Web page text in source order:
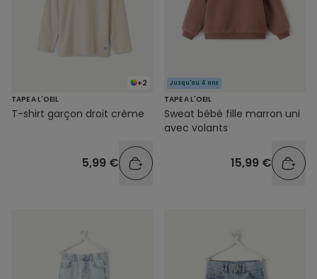
+2
TAPE A L'OEIL
T-shirt garçon droit crème
5,99 €
Jusqu'au 4 ans
TAPE A L'OEIL
Sweat bébé fille marron uni
avec volants
15,99 €